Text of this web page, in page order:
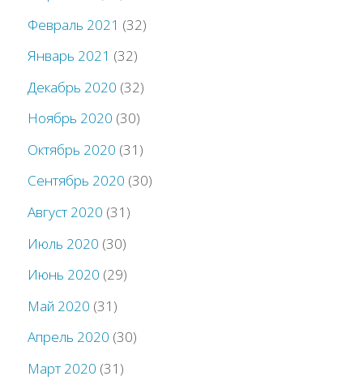
Февраль 2021 (32)
Январь 2021 (32)
Декабрь 2020 (32)
Ноябрь 2020 (30)
Октябрь 2020 (31)
Сентябрь 2020 (30)
Август 2020 (31)
Июль 2020 (30)
Июнь 2020 (29)
Май 2020 (31)
Апрель 2020 (30)
Март 2020 (31)